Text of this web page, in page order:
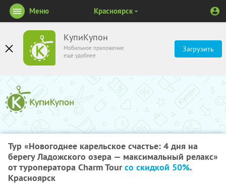
КупиКупон
Мобильное приложение
ещё удобнее
Загрузить
Меню Красноярск
Тур «Новогоднее карельское счастье: 4 дня на
берегу Ладожского озера — максимальный релакс»
от туроператора Charm Tourсо скидкой 50%.
Красноярск